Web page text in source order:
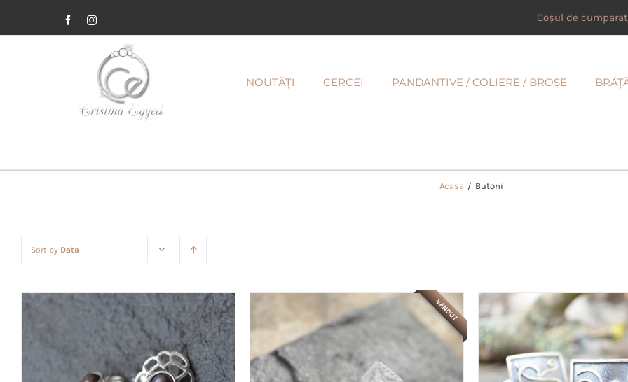
FacebookInstagram Coșul de
NOUTĂȚI CERCEI PANDANTIVE / COLIERE / BROȘE
Acasa / Butoni
Sort by Data
VANDUT